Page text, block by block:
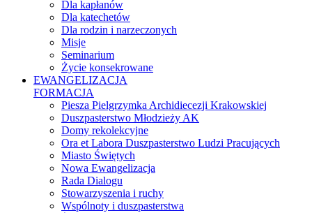
Dla kapłanów
Dla katechetów
Dla rodzin i narzeczonych
Misje
Seminarium
Życie konsekrowane
EWANGELIZACJA
FORMACJA
Piesza Pielgrzymka Archidiecezji Krakowskiej
Duszpasterstwo Młodzieży AK
Domy rekolekcyjne
Ora et Labora Duszpasterstwo Ludzi Pracujących
Miasto Świętych
Nowa Ewangelizacja
Rada Dialogu
Stowarzyszenia i ruchy
Wspólnoty i duszpasterstwa